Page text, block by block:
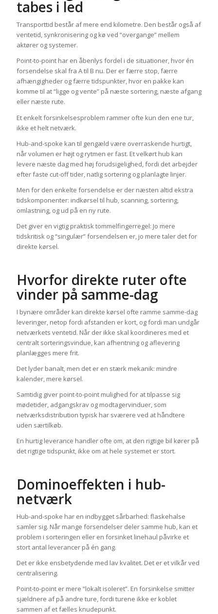
tabes i led
Transporttid består af mere end kilometre. Den består også af
ventetid, synkronisering og kø ved “overgange” mellem
aktører og systemer.
Point-to-point har en åbenlys fordel i de situationer, hvor én
forsendelse skal fra A til B nu. Der er færre stop, færre
afhængigheder og færre tidspunkter, hvor en pakke kan
komme til at “ligge og vente” på næste sortering, næste afgang
eller næste rute.
Et enkelt forsinkelsesproblem rammer ofte kun den ene tur,
ikke et helt netværk.
Hub-and-spoke kan til gengæld være overraskende hurtigt,
når volumen er højt og rytmen er fast. Et velkørt hub kan
levere næste dag med høj forudsigelighed, fordi det arbejder
efter faste cut-off tider, natlig sortering og planlagte linjer.
Men for den enkelte forsendelse er der næsten altid ekstra
tidskomponenter: indkørsel til hub, scanning, sortering,
omlastning, og ud på en ny rute.
Det giver en vigtig praktisk tommelfingerregel: Jo mere
tidskritisk og “singulær” forsendelsen er, jo mere taler det for
direkte kørsel.
Hvorfor direkte ruter ofte
vinder på samme-dag
I bynære områder kan direkte kørsel ofte ramme samme-dag
leveringer, netop fordi afstanden er kort, og fordi man undgår
netværkets ventetid. Når der ikke skal koordineres med et
centralt sorteringsvindue, kan afhentning og aflevering
planlægges mere frit.
Det lyder banalt, men det er en stærk mekanik: mindre
kalender, mere kørsel.
Samtidig giver point-to-point mulighed for at tilpasse sig
mødetider, adgangskrav og modtagervinduer, som
netværksdistribution typisk har sværere ved at håndtere
uden særtilkøb.
En hurtig leverance handler ofte om, at den rigtige bil kører på
det rigtige tidspunkt, ikke om at hele systemet er stort.
Dominoeffekten i hub-
netværk
Hub-and-spoke har en indbygget sårbarhed: flaskehalse
samler sig. Når mange forsendelser deler samme hub, kan et
problem i sorteringen eller en forsinket linehaul påvirke et
stort antal leverancer på én gang.
Det er ikke ensbetydende med lav kvalitet. Det er et vilkår ved
centralisering.
Point-to-point er mere “lokalt isoleret”. En forsinkelse smitter
sjældnere af på andre ture, fordi turene ikke er koblet
sammen af et fælles knudepunkt.